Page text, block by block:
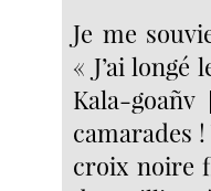
Je me
« J’ai
Kala-goañv
camarades
croix noire